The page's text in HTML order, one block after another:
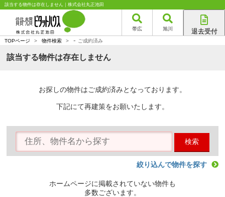
該当する物件は存在しません｜株式会社丸正池田
帯広 旭川 退去受付
TOPページ > 物件検索 > - ご成約済み
該当する物件は存在しません
お探しの物件はご成約済みとなっております。
下記にて再建策をお願いたします。
検索
絞り込んで物件を探す
ホームページに掲載されていない物件も
多数ございます。